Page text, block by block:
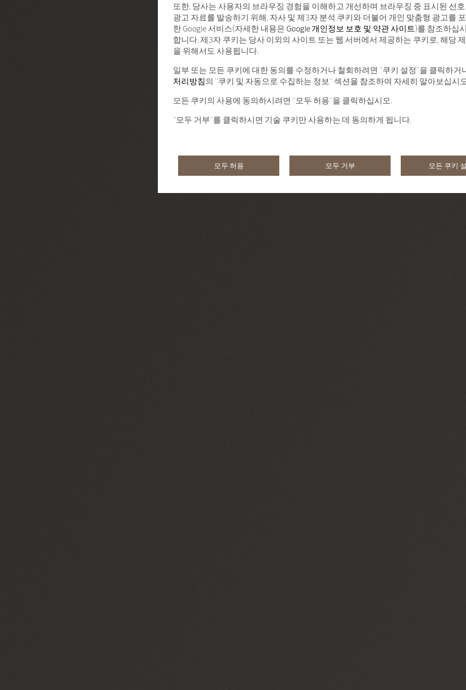
또한, 당사는 사용자의 브라우징 경험을 이해하고 개선하며 브라우징 중 표시된 선
광고 자료를 발송하기 위해, 자사 및 제3자 분석 쿠키와 더불어 개인 맞춤형 광고를
한 Google 서비스(자세한 내용은 Google 개인정보 보호 및 약관 사이트)를 참조하십
합니다. 제3자 쿠키는 당사 이외의 사이트 또는 웹 서버에서 제공하는 쿠키로, 해당
을 위해서도 사용됩니다.
일부 또는 모든 쿠키에 대한 동의를 수정하거나 철회하려면 "쿠키 설정"을 클릭하거
처리방침의 "쿠키 및 자동으로 수집하는 정보" 섹션을 참조하여 자세히 알아보십시
모든 쿠키의 사용에 동의하시려면 "모두 허용"을 클릭하십시오.
"모두 거부"를 클릭하시면 기술 쿠키만 사용하는 데 동의하게 됩니다.
모두 허용 모두 거부 모든 쿠키